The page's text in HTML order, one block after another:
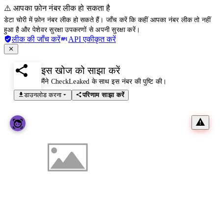
⚠️ आपका फ़ोन नंबर लीक हो सकता है
डेटा चोरी में फ़ोन नंबर लीक हो सकते हैं। जाँच करें कि कहीं आपका नंबर लीक तो नहीं
हुआ है और पेशेवर सुरक्षा उपकरणों से अपनी सुरक्षा करें।
लीक की जाँच करें API एकीकृत करें
इस खोज को साझा करें
मैंने CheckLeaked के साथ इस नंबर की पुष्टि की।
डाउनलोड करना
परिणाम साझा करें